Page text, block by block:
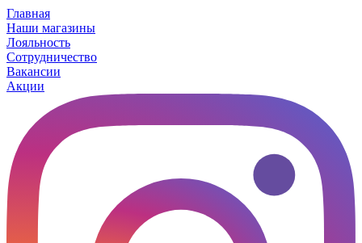
Главная
Наши магазины
Лояльность
Сотрудничество
Вакансии
Акции